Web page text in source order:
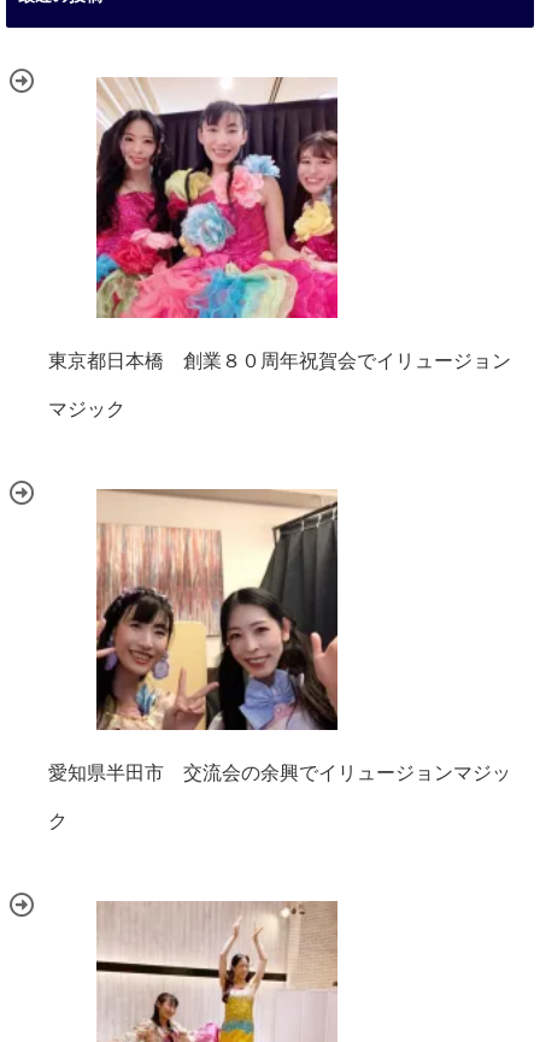
東京都日本橋 創業８０周年祝賀会でイリュージョン
マジック
愛知県半田市 交流会の余興でイリュージョンマジッ
ク